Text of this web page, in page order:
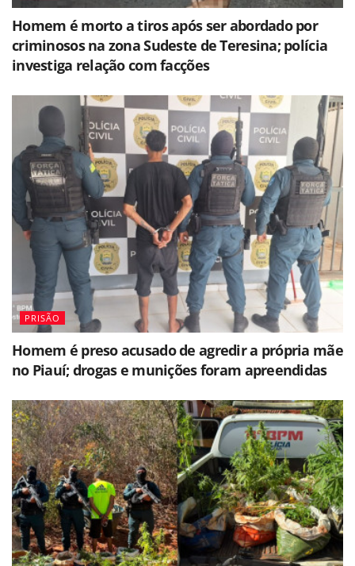
Homem é morto a tiros após ser abordado por
criminosos na zona Sudeste de Teresina; polícia
investiga relação com facções
PRISÃO
Homem é preso acusado de agredir a própria mãe
no Piauí; drogas e munições foram apreendidas